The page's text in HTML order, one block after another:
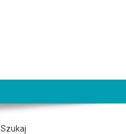
Szukaj